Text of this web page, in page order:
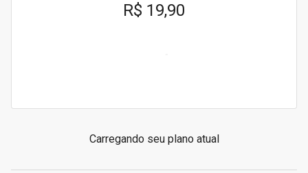
R$ 19,90
Carregando seu plano atual